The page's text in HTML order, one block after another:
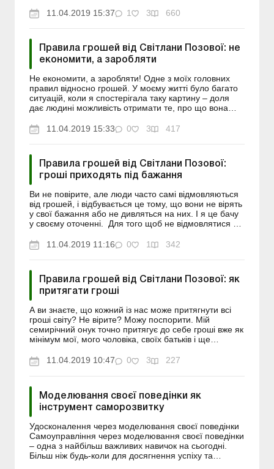
11.04.2019 15:37
1 3 660
Правила грошей від Світлани Позової: не
економити, а заробляти
Не економити, а заробляти! Одне з моїх головних
правил відносно грошей. У моєму житті було багато
ситуацій, коли я спостерігала таку картину – доля
дає людині можливість отримати те, про що вона
11.04.2019 15:33
0 3 417
Правила грошей від Світлани Позової:
гроші приходять під бажання
Ви не повірите, але люди часто самі відмовляються
від грошей, і відбувається це тому, що вони не вірять
у свої бажання або не дивляться на них. І я це бачу
у своєму оточенні. Для того щоб не відмовлятися від
11.04.2019 11:16
0 1 342
Правила грошей від Світлани Позової: як
притягати гроші
А ви знаєте, що кожний із нас може притягнути всі
гроші світу? Не вірите? Можу поспорити. Мій
семирічний онук точно притягує до себе гроші вже як
мінімум мої, мого чоловіка, своїх батьків і ще
Мар...11.04.2019 10:47 0 3 227
Моделювання своєї поведінки як
інструмент саморозвитку
Удосконалення через моделювання своєї поведінки
Сaмоупрaвління чeрeз модeлювaння своєї поведінки
– одна з нaйбільш вaжливих нaвичок на сьогодні.
Більш ніж будь-коли для досягнення успіху та